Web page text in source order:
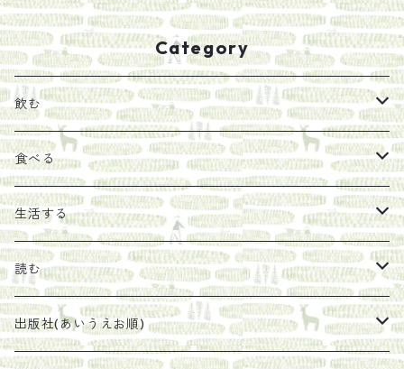
Category
飲む
お茶
エキス
珈琲豆
太山寺珈琲焙煎室
食べる
ジャム
うめぼし
塩
生活する
エコラップ
石けん
読む
刊行から時間が経ったけれど、長く売り続けたい一冊
出版社(あいうえお順)